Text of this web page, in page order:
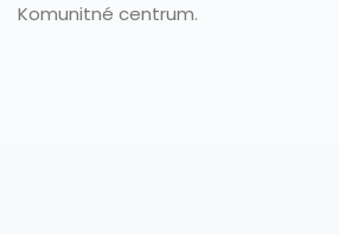
Komunitné centrum.